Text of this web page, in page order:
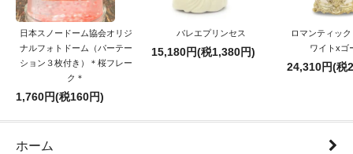
日本スノードーム協会オリジ
ナルフォトドーム（パーテー
ション３枚付き）＊桜フレー
ク＊
1,760円(税160円)
バレエプリンセス
15,180円(税1,380円)
ロマンティッ
ワイトxゴ
24,310円(税
ホーム